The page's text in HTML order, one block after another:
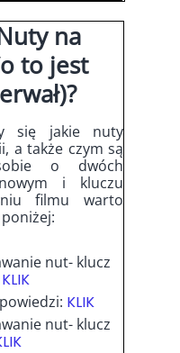
na
to jest
się jakie nuty
a także czym są
o dwóch
i kluczu
filmu warto
nut- klucz
KLIK
KLIK
nut- klucz